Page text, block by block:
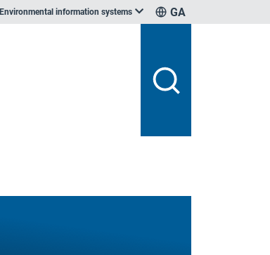
Environmental information systems GA